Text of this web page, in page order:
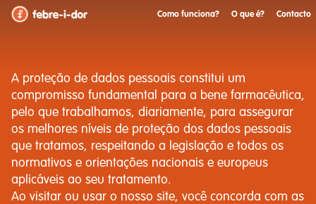
Como funciona? O que é? Contacto
A proteção de dados pessoais constitui um
compromisso fundamental para a bene farmacêutica,
pelo que trabalhamos, diariamente, para assegurar
os melhores níveis de proteção dos dados pessoais
que tratamos, respeitando a legislação e todos os
normativos e orientações nacionais e europeus
aplicáveis ao seu tratamento.
Ao visitar ou usar o nosso site, você concorda com as